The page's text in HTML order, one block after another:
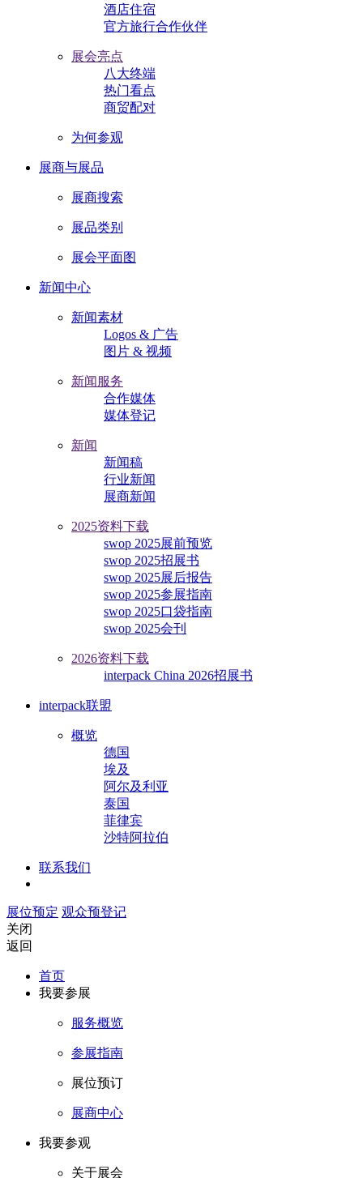
酒店住宿
官方旅行合作伙伴
展会亮点
八大终端
热门看点
商贸配对
为何参观
展商与展品
展商搜索
展品类别
展会平面图
新闻中心
新闻素材
Logos & 广告
图片 & 视频
新闻服务
合作媒体
媒体登记
新闻
新闻稿
行业新闻
展商新闻
2025资料下载
swop 2025展前预览
swop 2025招展书
swop 2025展后报告
swop 2025参展指南
swop 2025口袋指南
swop 2025会刊
2026资料下载
interpack China 2026招展书
interpack联盟
概览
德国
埃及
阿尔及利亚
泰国
菲律宾
沙特阿拉伯
联系我们
展位预定 观众预登记
关闭
返回
首页
我要参展
服务概览
参展指南
展位预订
展商中心
我要参观
关于展会